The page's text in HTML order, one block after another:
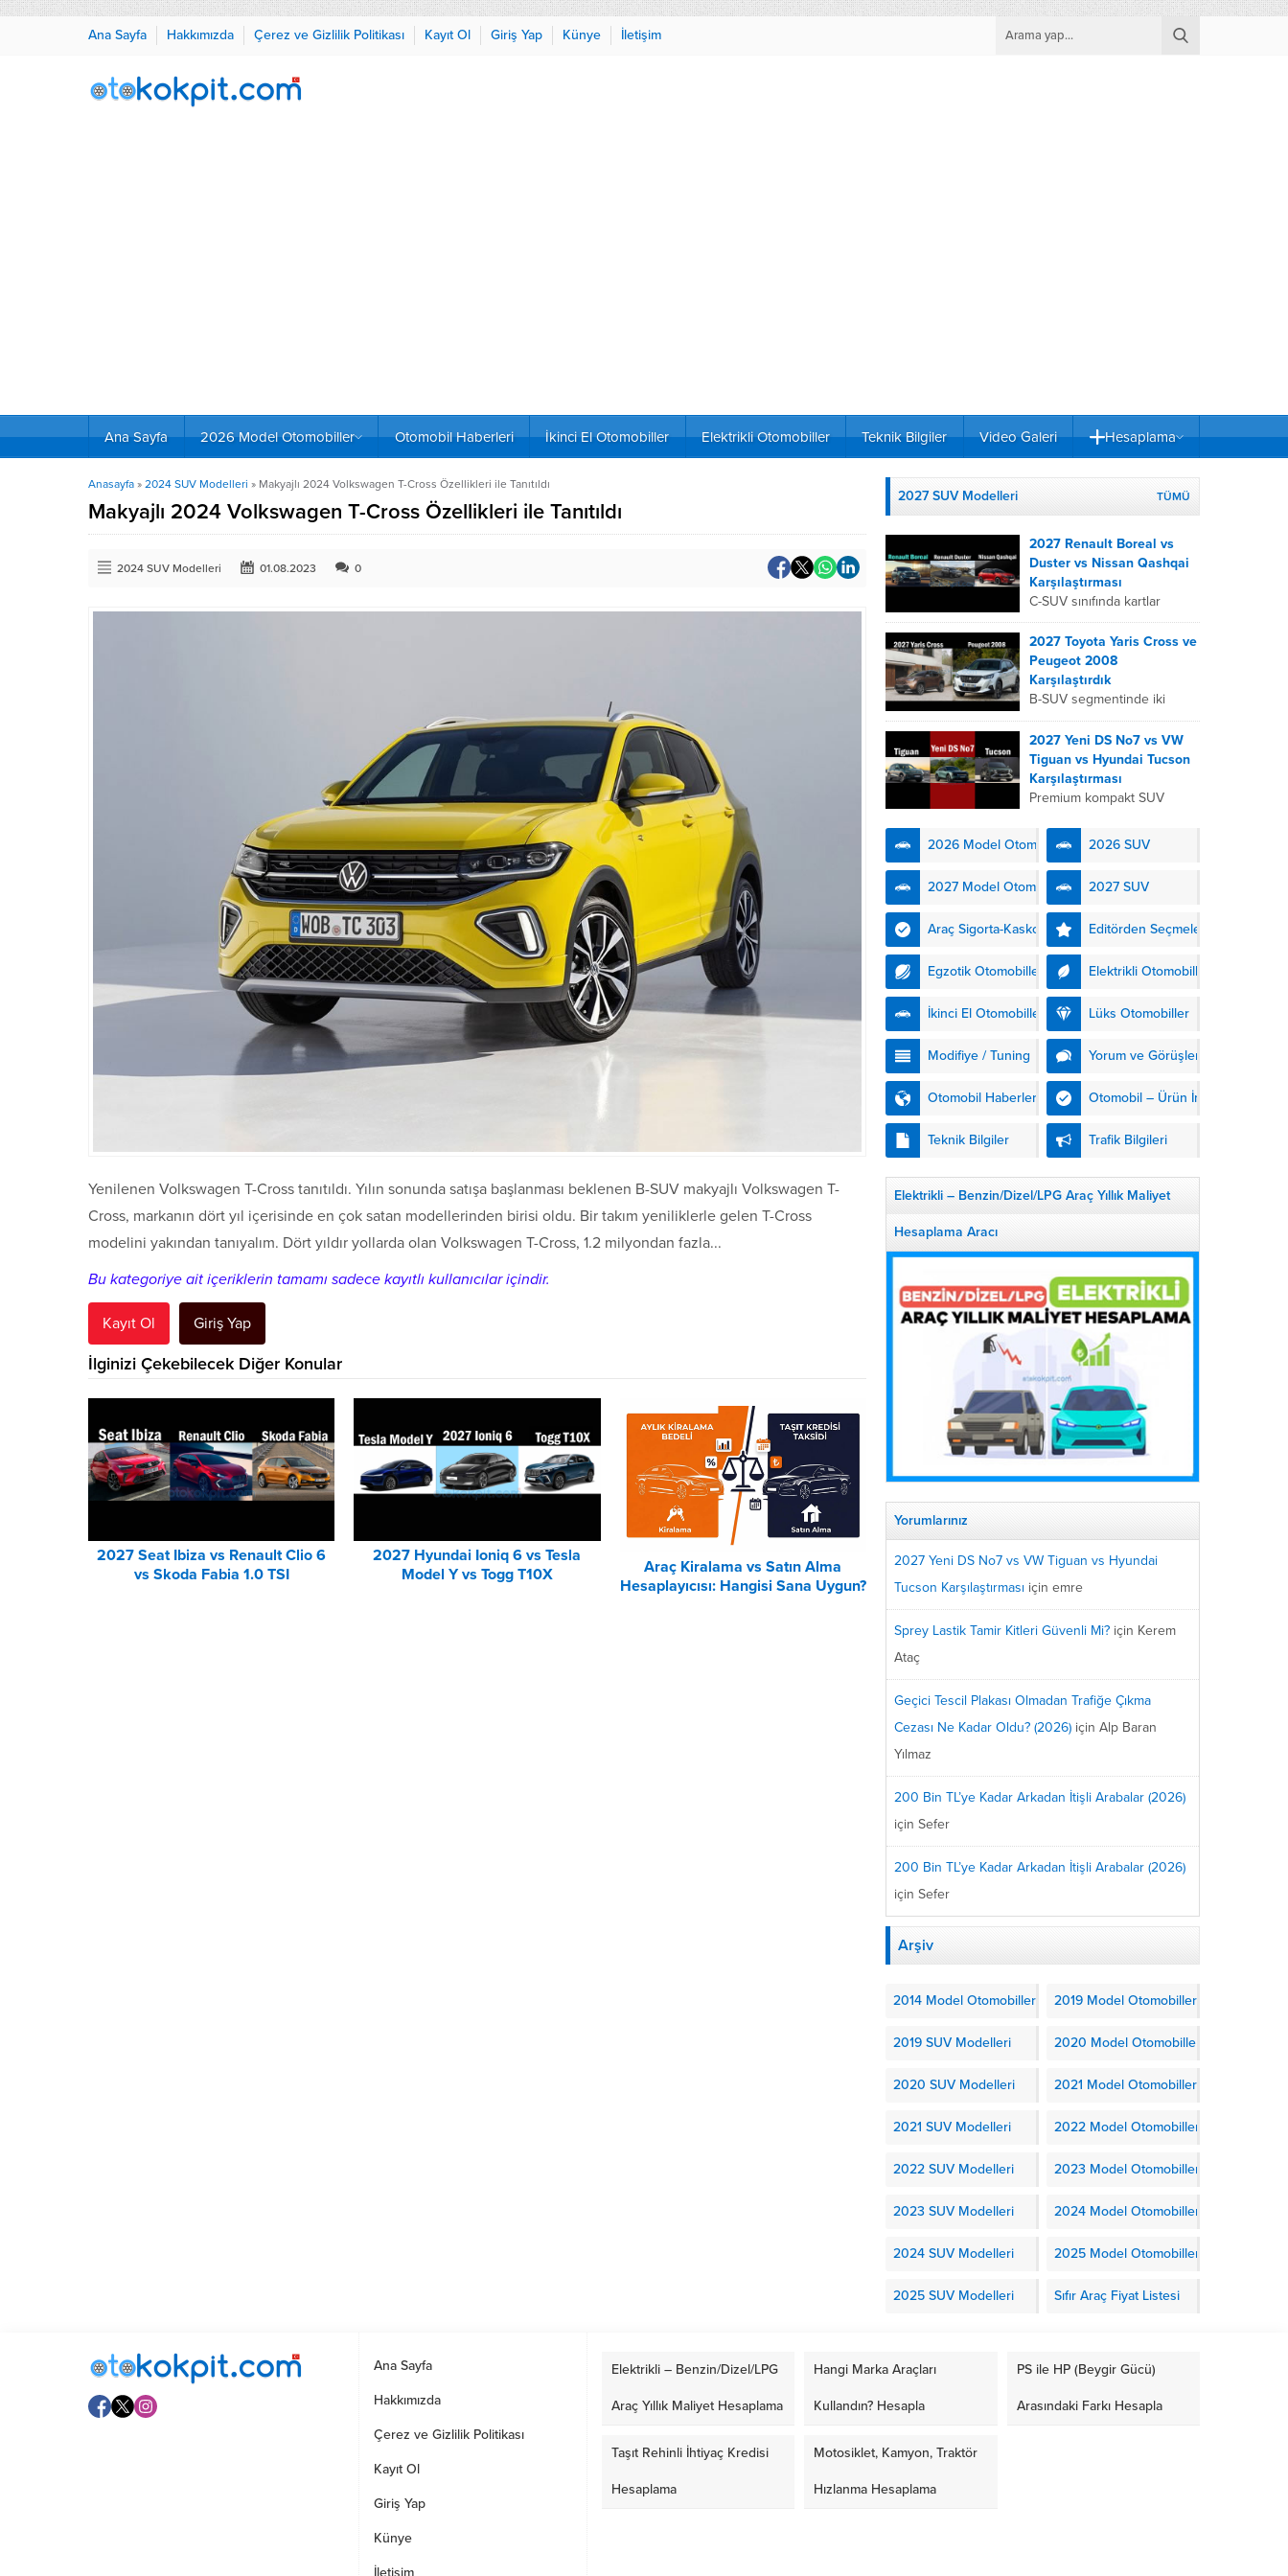
Ana Sayfa Hakkımızda Çerez ve Gizlilik Politikası Kayıt Ol Giriş Yap Künye İletişim
Ana Sayfa 2026 Model Otomobiller Otomobil Haberleri İkinci El Otomobiller Elektrikli Otomobiller Teknik Bilgiler Video Galeri Hesaplama
Anasayfa » 2024 SUV Modelleri » Makyajlı 2024 Volkswagen T-Cross Özellikleri ile Tanıtıldı
Makyajlı 2024 Volkswagen T-Cross Özellikleri ile Tanıtıldı
2024 SUV Modelleri 01.08.2023 0
Yenilenen Volkswagen T-Cross tanıtıldı. Yılın sonunda satışa başlanması beklenen B-SUV makyajlı Volkswagen T-
Cross, markanın dört yıl içerisinde en çok satan modellerinden birisi oldu. Bir takım yeniliklerle gelen T-Cross
modelini yakından tanıyalım. Dört yıldır yollarda olan Volkswagen T-Cross, 1.2 milyondan fazla...
Bu kategoriye ait içeriklerin tamamı sadece kayıtlı kullanıcılar içindir.
Kayıt Ol Giriş Yap
İlginizi Çekebilecek Diğer Konular
2027 Seat Ibiza vs Renault Clio 6
vs Skoda Fabia 1.0 TSI
2027 Hyundai Ioniq 6 vs Tesla
Model Y vs Togg T10X
Araç Kiralama vs Satın Alma
Hesaplayıcısı: Hangisi Sana Uygun?
2027 SUV Modelleri TÜMÜ
2027 Renault Boreal vs
Duster vs Nissan Qashqai
Karşılaştırması
C-SUV sınıfında kartlar
yeniden dağıtıldı. 2027
Renault Boreal, Renault
Duster ve Nissan Qashqai;
her biri farklı bir sürüş
deneyimi, motor...
2027 Toyota Yaris Cross ve
Peugeot 2008
Karşılaştırdık
B-SUV segmentinde iki
önemli oyuncu olan 2027
Toyota Yaris
Cross ve Peugeot 2008,
farklı mühendislik
felsefeleriyle kullanıcıların
hibrit teknolojisindeki
uzmanlığını...
2027 Yeni DS No7 vs VW
Tiguan vs Hyundai Tucson
Karşılaştırması
Premium kompakt SUV
isteyen 2027 DS No7,
kendinden şarjlı hibrit
teknolojisiyle buluşturuyor.
DS Automobiles’in yeni...
2026 Model Otomobiller 2026 SUV
2027 Model Otomobiller 2027 SUV
Araç Sigorta-Kasko Editörden Seçmeler
Egzotik Otomobiller Elektrikli Otomobiller
İkinci El Otomobiller Lüks Otomobiller
Modifiye / Tuning Yorum ve Görüşler
Otomobil Haberleri Otomobil – Ürün İnceleme
Teknik Bilgiler Trafik Bilgileri
Elektrikli – Benzin/Dizel/LPG Araç Yıllık Maliyet
Hesaplama Aracı
Yorumlarınız
2027 Yeni DS No7 vs VW Tiguan vs Hyundai
Tucson Karşılaştırması için emre
Sprey Lastik Tamir Kitleri Güvenli Mi? için Kerem
Ataç
Geçici Tescil Plakası Olmadan Trafiğe Çıkma
Cezası Ne Kadar Oldu? (2026) için Alp Baran
Yılmaz
200 Bin TL’ye Kadar Arkadan İtişli Arabalar (2026)
için Sefer
200 Bin TL’ye Kadar Arkadan İtişli Arabalar (2026)
için Sefer
Arşiv
2014 Model Otomobiller 2019 Model Otomobiller
2019 SUV Modelleri 2020 Model Otomobiller
2020 SUV Modelleri 2021 Model Otomobiller
2021 SUV Modelleri 2022 Model Otomobiller
2022 SUV Modelleri 2023 Model Otomobiller
2023 SUV Modelleri 2024 Model Otomobiller
2024 SUV Modelleri 2025 Model Otomobiller
2025 SUV Modelleri Sıfır Araç Fiyat Listesi
Ana Sayfa
Hakkımızda
Çerez ve Gizlilik Politikası
Kayıt Ol
Giriş Yap
Künye
İletişim
Elektrikli – Benzin/Dizel/LPG
Araç Yıllık Maliyet Hesaplama
Hangi Marka Araçları
Kullandın? Hesapla
PS ile HP (Beygir Gücü)
Arasındaki Farkı Hesapla
Taşıt Rehinli İhtiyaç Kredisi
Hesaplama
Motosiklet, Kamyon, Traktör
Hızlanma Hesaplama